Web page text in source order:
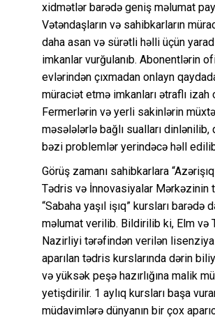
xidmətlər barədə geniş məlumat
Vətəndaşların və sahibkarların
daha asan və sürətli həlli üçün
imkanlar vurğulanıb. Abonentlərin
evlərindən çıxmadan onlayn
müraciət etmə imkanları ətraflı izah
Fermerlərin və yerli sakinlərin
məsələlərlə bağlı sualları dinlənilib,
bəzi problemlər yerindəcə həll
Görüş zamanı sahibkarlara
Tədris və İnnovasiyalar Mərkəzinin
“Sabaha yaşıl işıq” kursları barədə
məlumat verilib. Bildirilib ki, Elm və
Nazirliyi tərəfindən verilən lisenziya
aparılan tədris kurslarında dərin
və yüksək peşə hazırlığına malik
yetişdirilir. 1 aylıq kursları başa
müdavimlərə dünyanın bir çox